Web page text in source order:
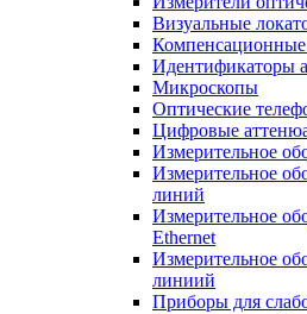
Визуальные
Идентификаторы
Микроскопы
Оптические
Цифровые
Измерительное
Измерительное
линий
Измерительное
Ethernet
Измерительное
линиий
Приборы для